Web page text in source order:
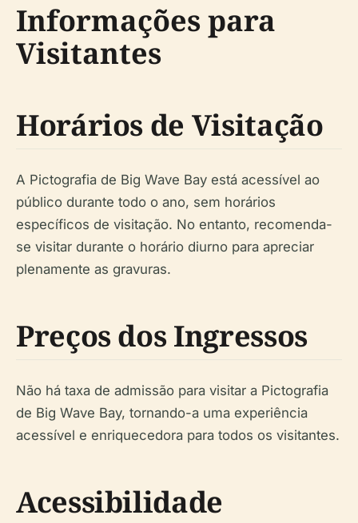
Informações para
Visitantes
Horários de Visitação
A Pictografia de Big Wave Bay está acessível ao
público durante todo o ano, sem horários
específicos de visitação. No entanto, recomenda-
se visitar durante o horário diurno para apreciar
plenamente as gravuras.
Preços dos Ingressos
Não há taxa de admissão para visitar a Pictografia
de Big Wave Bay, tornando-a uma experiência
acessível e enriquecedora para todos os visitantes.
Acessibilidade